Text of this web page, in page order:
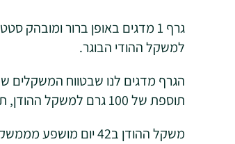
למשקל ההודי הבוגר.
תוספת של 100 גרם למשקל ההודן, תורם 350-400 גרם למשקל ההודי בגיל 18 שבועות.
משקל ההודן ב42 יום מושפע מממשק האימון, ממצב בריאות המעיים ומהצפיפות בה הוא מגודל.